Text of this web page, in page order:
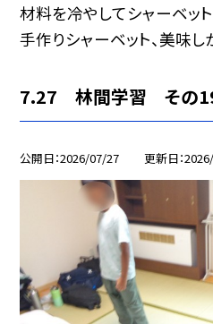
材料を冷やしてシャーベット
手作りシャーベット、美味し
7.27 林間学習 その
公開日 2026/07/27 更新日